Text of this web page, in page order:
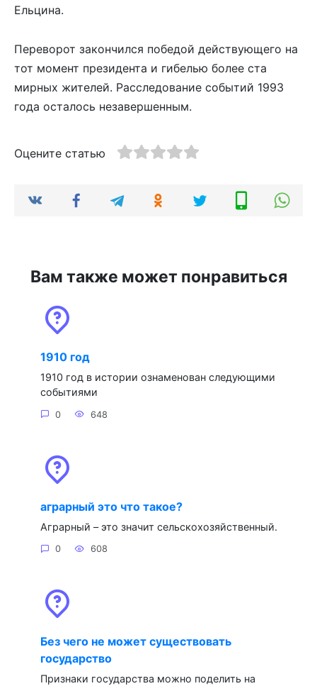
Ельцина.
Переворот закончился победой действующего на
тот момент президента и гибелью более ста
мирных жителей. Расследование событий 1993
года осталось незавершенным.
Оцените статью
Вам также может понравиться
1910 год
1910 год в истории ознаменован следующими
событиями
0 648
аграрный это что такое?
Аграрный – это значит сельскохозяйственный.
0 608
Без чего не может существовать
государство
Признаки государства можно поделить на